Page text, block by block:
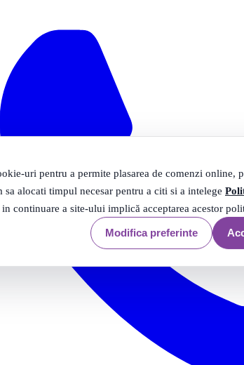
uri pentru a permite plasarea de comenzi
alocati timpul necesar pentru a citi si a intelege
continuare a site-ului implică acceptarea acestor
Modifica preferinte